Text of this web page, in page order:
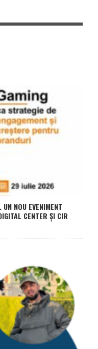
NOU EVENIMENT
CENTER ȘI CIR